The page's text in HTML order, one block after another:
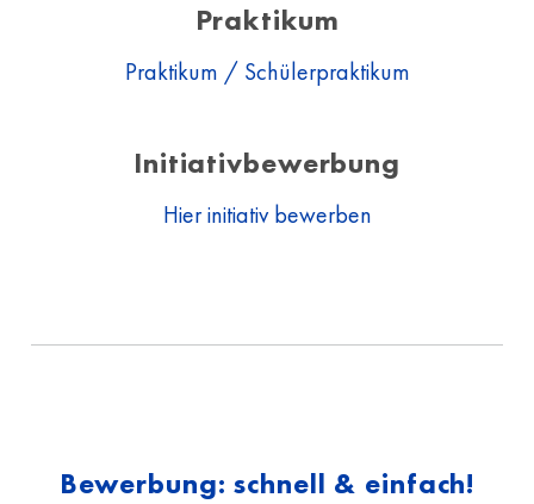
Praktikum
Praktikum / Schülerpraktikum
Initiativbewerbung
Hier initiativ bewerben
Bewerbung: schnell & einfach!